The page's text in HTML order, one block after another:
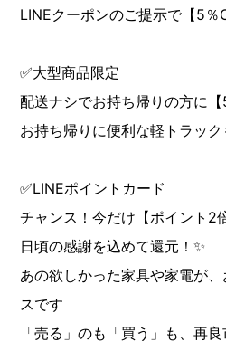
LINEクーポンのご提示で【5％
✅大型商品限定
配送ナシでお持ち帰りの方に【
お持ち帰りに便利な軽トラッ
✅LINEポイントカード
チャンス！今だけ【ポイント2
日頃の感謝を込めて還元！✨
あの欲しかった家具や家電が
スです
「売る」のも「買う」も、再